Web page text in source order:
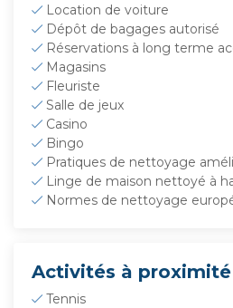
Location de voiture
Dépôt de bagages autorisé
Réservations à long terme
Magasins
Fleuriste
Salle de jeux
Casino
Bingo
Pratiques de nettoyage
Linge de maison nettoyé à
Normes de nettoyage
Activités à proximité
Tennis